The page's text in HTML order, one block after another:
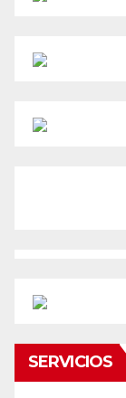
SERVICIOS